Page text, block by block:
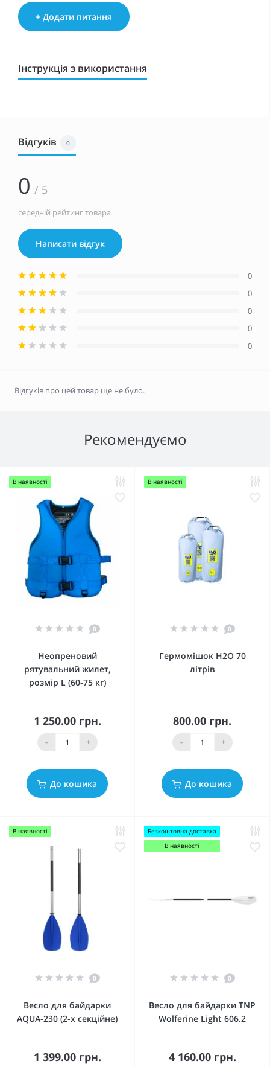
+ Додати питання
Інструкція з використання
Відгуків 0
0 / 5
середній рейтинг товара
Написати відгук
0
0
0
0
0
Відгуків про цей товар ще не було.
Рекомендуємо
В наявності
0
Неопреновий
рятувальний жилет,
розмір L (60-75 кг)
1 250.00 грн.
- +
До кошика
В наявності
0
Гермомішок Н2О 70
літрів
800.00 грн.
- +
До кошика
В наявності
0
Весло для байдарки
AQUA-230 (2-х секційне)
1 399.00 грн.
Безкоштовна доставка
В наявності
0
Весло для байдарки TNP
Wolferine Light 606.2
4 160.00 грн.